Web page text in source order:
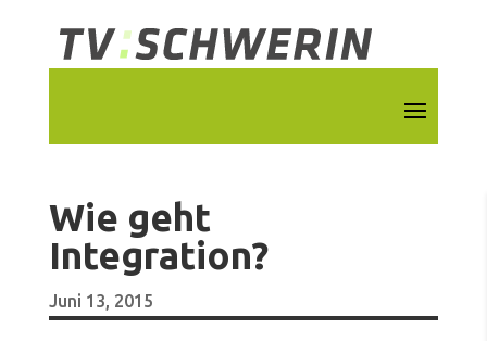
Wie geht
Integration?
Juni 13, 2015